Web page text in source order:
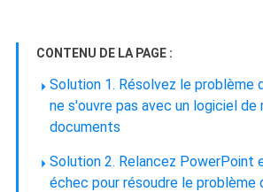
CONTENU DE LA PAGE :
Solution 1. Résolvez le problème
ne s'ouvre pas avec un logiciel de
documents
Solution 2. Relancez PowerPoint
échec pour résoudre le problème